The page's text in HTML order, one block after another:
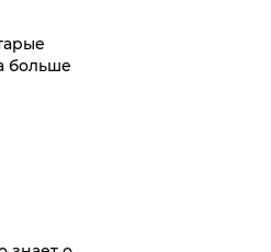
больше